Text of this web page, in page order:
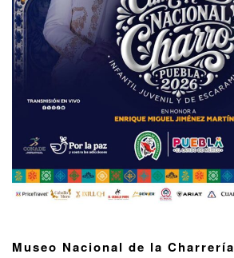
Museo Nacional de la Charrería